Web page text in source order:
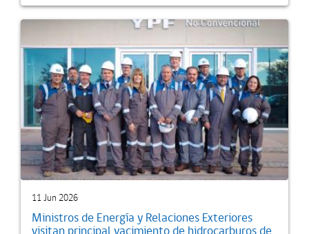
11 Jun 2026
Ministros de Energía y Relaciones Exteriores